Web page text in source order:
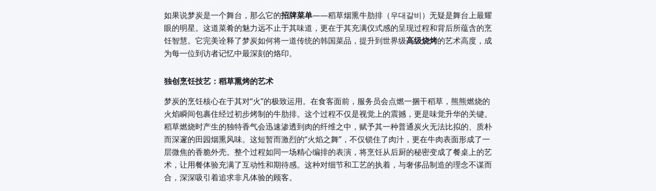
如果说梦炭是一个舞台，那么它的招牌菜单——稻草烟熏牛肋排（우대갈비）无疑是舞台上最耀
眼的明星。这道菜肴的魅力远不止于其味道，更在于其充满仪式感的呈现过程和背后所蕴含的烹
饪智慧。它完美诠释了梦炭如何将一道传统的韩国菜品，提升到世界级高级烧烤的艺术高度，成
为每一位到访者记忆中最深刻的烙印。
独创烹饪技艺：稻草熏烤的艺术
梦炭的烹饪核心在于其对“火”的极致运用。在食客面前，服务员会点燃一捆干稻草，熊熊燃烧的
火焰瞬间包裹住经过初步烤制的牛肋排。这个过程不仅是视觉上的震撼，更是味觉升华的关键。
稻草燃烧时产生的独特香气会迅速渗透到肉的纤维之中，赋予其一种普通炭火无法比拟的、质朴
而深邃的田园烟熏风味。这短暂而激烈的“火焰之舞”，不仅锁住了肉汁，更在牛肉表面形成了一
层微焦的香脆外壳。整个过程如同一场精心编排的表演，将烹饪从后厨的秘密变成了餐桌上的艺
术，让用餐体验充满了互动性和期待感。这种对细节和工艺的执着，与奢侈品制造的理念不谋而
合，深深吸引着追求非凡体验的顾客。